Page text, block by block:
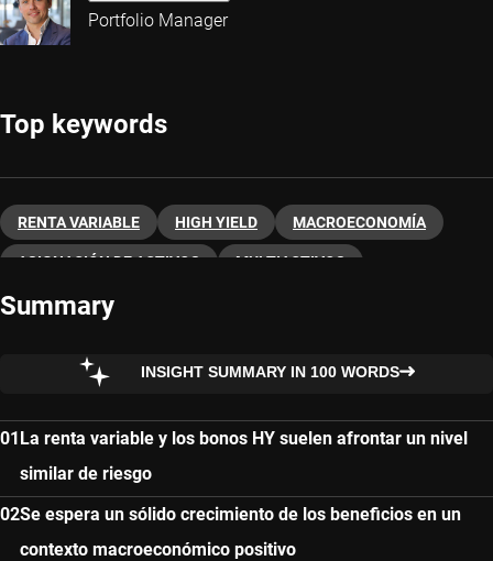
Portfolio Manager
Top keywords
RENTA VARIABLE HIGH YIELD MACROECONOMÍA
ASIGNACIÓN DE ACTIVOS MULTIACTIVOS
Summary
INSIGHT SUMMARY IN 100 WORDS
La renta variable y los bonos HY suelen afrontar un nivel
similar de riesgo
Se espera un sólido crecimiento de los beneficios en un
contexto macroeconómico positivo